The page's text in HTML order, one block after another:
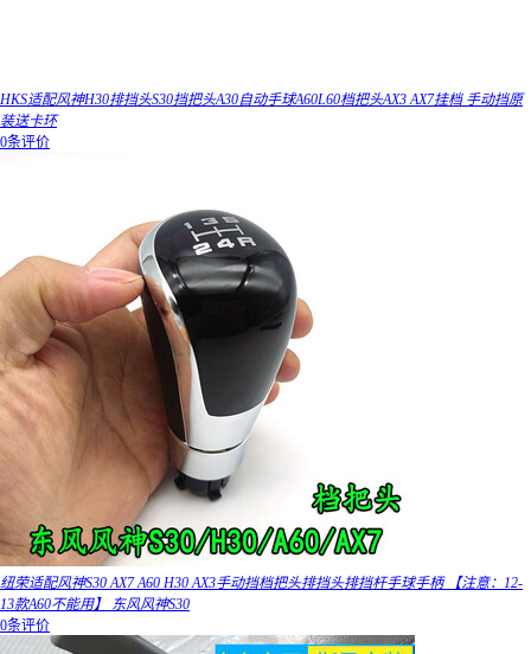
HKS适配风神H30排挡头S30挡把头A30自动手球A60L60档把头AX3 AX7挂档 手动挡原
装送卡环
0条评价
纽荣适配风神S30 AX7 A60 H30 AX3手动挡档把头排挡头排挡杆手球手柄 【注意：12-
13款A60不能用】 东风风神S30
0条评价